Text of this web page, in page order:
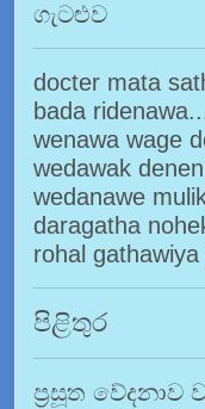
ගැටළුව
docter mata
bada
wenawa wage
wedawak
wedanawe
daragatha
rohal
පිළිතුර
ප්‍රසූත